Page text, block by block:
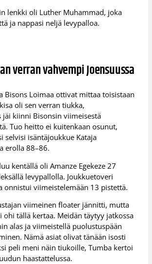
lenkki oli Luther Muhammad, joka
ja nappasi neljä levypalloa.
verran vahvempi Joensuussa
Bisons Loimaa ottivat mittaa toisistaan
oli sen verran tiukka,
kiinni Bisonsin viimeisestä
Tuo heitto ei kuitenkaan osunut,
selvisi isäntäjoukkue Kataja
erolla 88–86.
kentällä oli Amanze Egekeze 27
levypallolla. Joukkuetoveri
onnistui viimeistelemään 13 pistettä.
viimeinen floater jännitti, mutta
ohi tällä kertaa. Meidän täytyy jatkossa
alas ja viimeistellä puolustuspään
Nämä asiat olivat tänään isosti
peli meni näin tiukoille, Tumba kertoi
haastattelussa.